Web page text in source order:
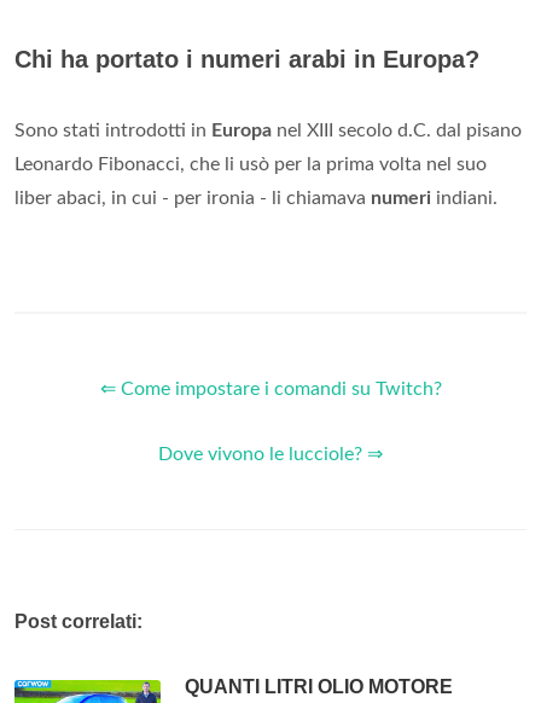
Chi ha portato i numeri arabi in Europa?
Sono stati introdotti in Europa nel XIII secolo d.C. dal pisano
Leonardo Fibonacci, che li usò per la prima volta nel suo
liber abaci, in cui - per ironia - li chiamava numeri indiani.
⇐ Come impostare i comandi su Twitch?
Dove vivono le lucciole? ⇒
Post correlati:
QUANTI LITRI OLIO MOTORE